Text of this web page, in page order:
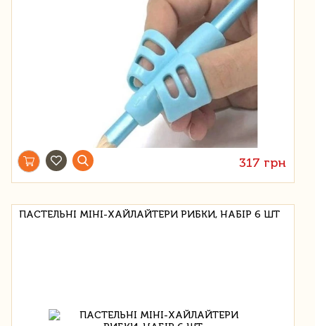
317 грн
ПАСТЕЛЬНІ МІНІ-ХАЙЛАЙТЕРИ РИБКИ, НАБІР 6 ШТ